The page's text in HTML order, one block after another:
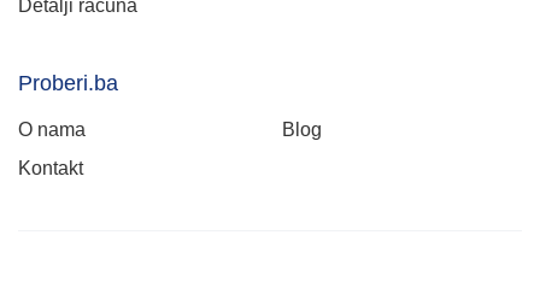
Detalji računa
Proberi.ba
O nama
Blog
Kontakt